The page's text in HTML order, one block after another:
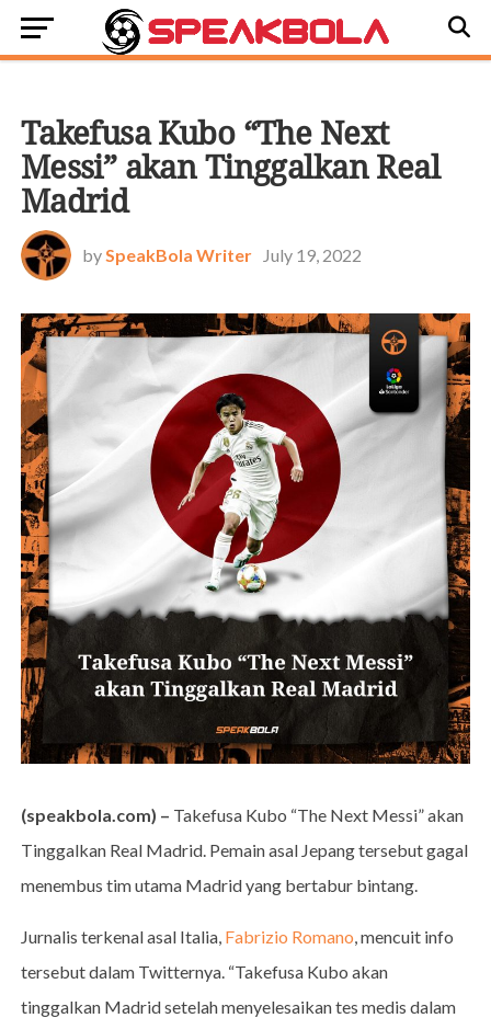
Takefusa Kubo “The Next
Messi” akan Tinggalkan Real
Madrid
bySpeakBola Writer July 19, 2022
(speakbola.com) – Takefusa Kubo “The Next Messi” akan
Tinggalkan Real Madrid. Pemain asal Jepang tersebut gagal
menembus tim utama Madrid yang bertabur bintang.
Jurnalis terkenal asal Italia, Fabrizio Romano , mencuit info
tersebut dalam Twitternya. “Takefusa Kubo akan
tinggalkan Madrid setelah menyelesaikan tes medis dalam